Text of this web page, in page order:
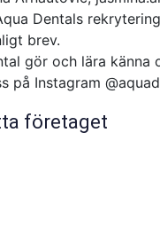
Dentals
brev.
gör och lära känna
på Instagram
företaget